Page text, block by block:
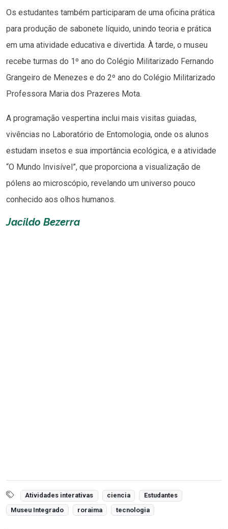
Os estudantes também participaram de uma oficina prática
para produção de sabonete líquido, unindo teoria e prática
em uma atividade educativa e divertida. À tarde, o museu
recebe turmas do 1º ano do Colégio Militarizado Fernando
Grangeiro de Menezes e do 2º ano do Colégio Militarizado
Professora Maria dos Prazeres Mota.
A programação vespertina inclui mais visitas guiadas,
vivências no Laboratório de Entomologia, onde os alunos
estudam insetos e sua importância ecológica, e a atividade
“O Mundo Invisível”, que proporciona a visualização de
pólens ao microscópio, revelando um universo pouco
conhecido aos olhos humanos.
Jacildo Bezerra
Atividades interativas ciencia
Estudantes
Museu Integrado
roraima tecnologia